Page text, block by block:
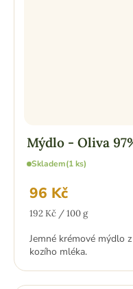
Mýdlo - Oliva
Skladem(1 ks)
96 Kč
Měrná
192 Kč / 100 g
Jemné krémové mýdlo
kozího mléka.